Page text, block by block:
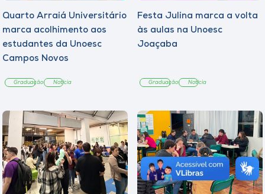
Quarto Arraiá Universitário
marca acolhimento aos
estudantes da Unoesc
Campos Novos
Graduação Notícia
Festa Julina marca a volta
às aulas na Unoesc
Joaçaba
Graduação Notícia